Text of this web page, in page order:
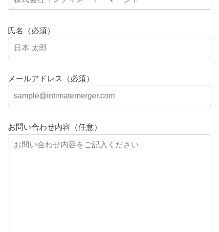
氏名（必須）
メールアドレス（必須）
お問い合わせ内容（任意）